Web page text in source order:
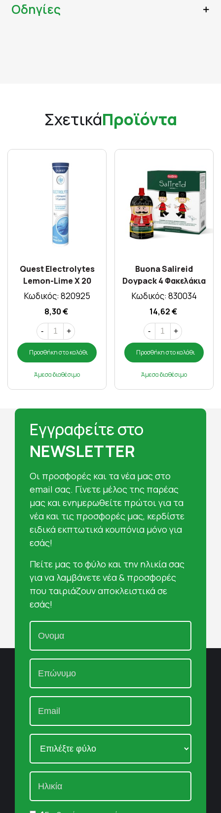
Οδηγίες
ΣχετικάΠροϊόντα
Quest Electrolytes
Lemon-Lime X 20
Effervescent Tabs
Κωδικός: 820925
8,30 €
- +
Προσθήκη στο καλάθι
Άμεσα διαθέσιμο
Buona Salireid
Doypack 4 Φακελάκια
Των 250 ml (1000ml)
Κωδικός: 830034
14,62 €
- +
Προσθήκη στο καλάθι
Άμεσα διαθέσιμο
Εγγραφείτε στο
NEWSLETTER
Oι προσφορές και τα νέα μας στο
email σας. Γίνετε μέλος της παρέας
μας και ενημερωθείτε πρώτοι για τα
νέα και τις προσφορές μας, κερδίστε
ειδικά εκπτωτικά κουπόνια μόνο για
εσάς!
Πείτε μας το φύλο και την ηλικία σας
για να λαμβάνετε νέα & προσφορές
που ταιριάζουν αποκλειστικά σε
εσάς!